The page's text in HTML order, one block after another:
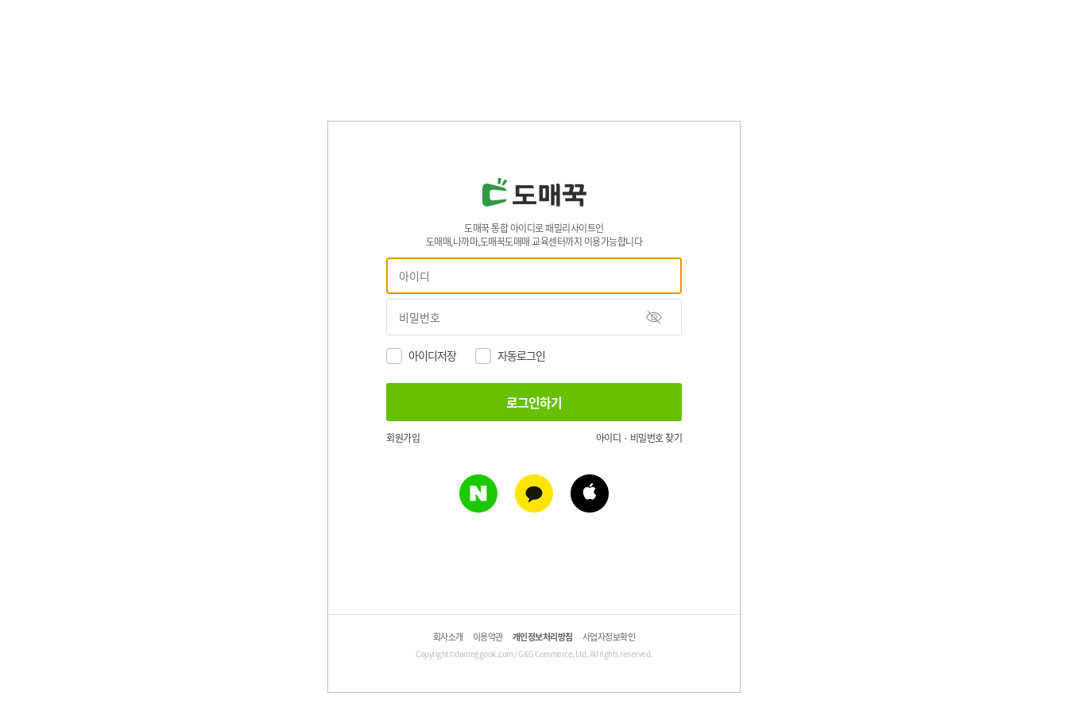
도매꾹 통합 아이디로 패밀리사이트인
도매매,나까마,도매꾹도매매 교육센터까지 이용가능합니다
아이디저장 자동로그인
회원가입 아이디 · 비밀번호 찾기
회사소개 이용약관 개인정보처리방침 사업자정보확인
Copyright©domeggook.com / G&G Commerce, Ltd. All rights reserved.